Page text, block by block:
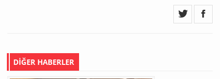
DİĞER HABERLER